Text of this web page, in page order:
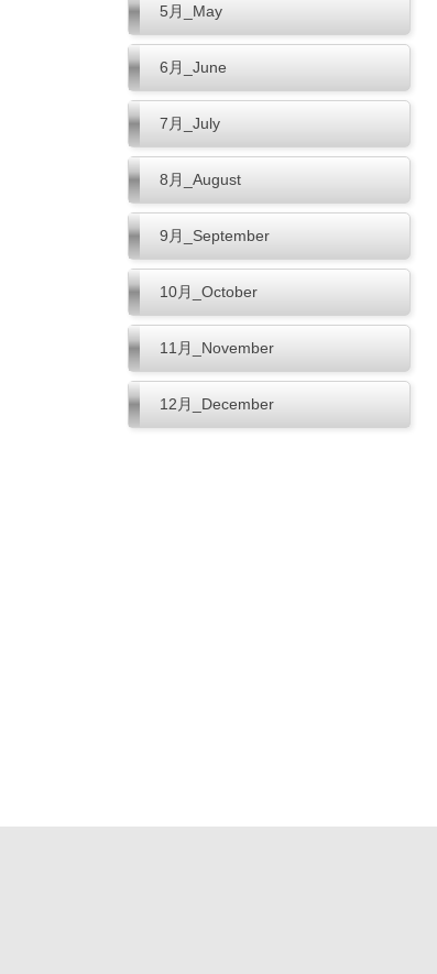
5月_May
6月_June
7月_July
8月_August
9月_September
10月_October
11月_November
12月_December